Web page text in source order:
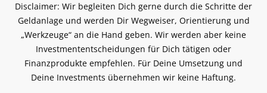
Disclaimer: Wir begleiten Dich gerne durch die Schritte der
Geldanlage und werden Dir Wegweiser, Orientierung und
„Werkzeuge“ an die Hand geben. Wir werden aber keine
Investmententscheidungen für Dich tätigen oder
Finanzprodukte empfehlen. Für Deine Umsetzung und
Deine Investments übernehmen wir keine Haftung.